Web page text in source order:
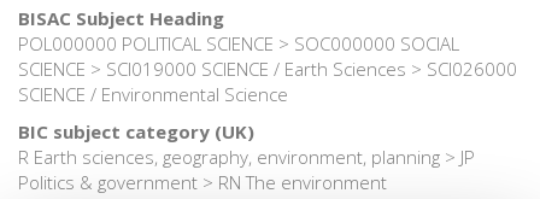
Nicolas Bricas, MoISA, CIRAD et Chaire Unesco
Alimentations du monde
Valentina Brogna,
IEEB, CReSPo, UCLouvain Saint-Louis
Arnaud Buchs,Pacte, Université Grenoble Alpes, Sciences
Po Grenoble
BISAC Subject Heading
POL000000 POLITICAL SCIENCE > SOC000000 SOCIAL
SCIENCE > SCI019000 SCIENCE / Earth Sciences > SCI026000
SCIENCE / Environmental Science
BIC subject category (UK)
R Earth sciences, geography, environment, planning > JP
Politics & government > RN The environment